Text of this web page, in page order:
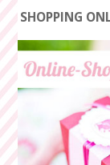
SHOPPING